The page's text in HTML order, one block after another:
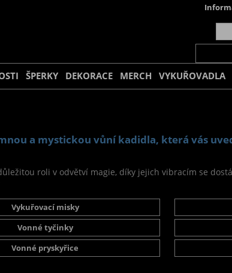
ŠPERKY DEKORACE MERCH VYKUŘOVADLA
a mystickou vůní kadidla, která vás
roli v odvětví magie, díky jejich vibracím se
Vykuřovací misky
Vonné tyčinky
Vonné pryskyřice